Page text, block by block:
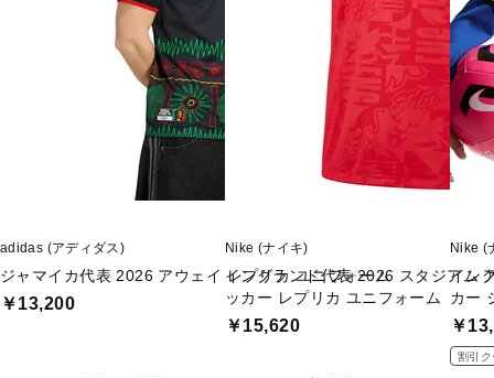
adidas (アディダス)
ジャマイカ代表 2026 アウェイ レプリカ ユニフォーム
￥13,200
Nike (ナイキ)
イングランド代表 2026 スタジアム
ッカー レプリカ ユニフォーム
￥15,620
Nike (
イン
カー
￥
割引ク